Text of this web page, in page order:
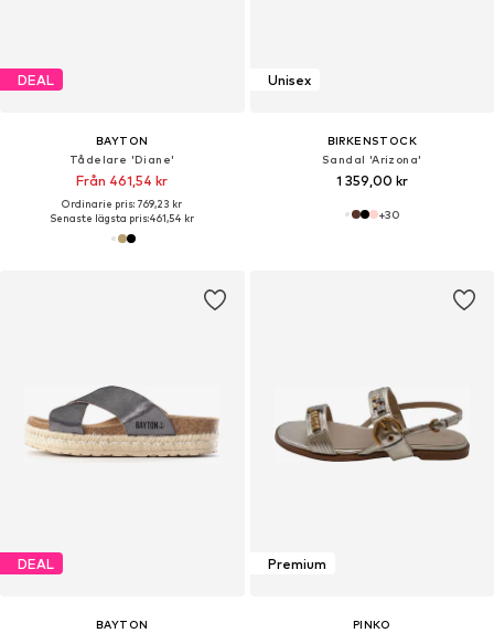
DEAL
BAYTON
Tådelare 'Diane'
Från 461,54 kr
Ordinarie pris: 769,23 kr
Senaste lägsta pris:461,54 kr
Unisex
BIRKENSTOCK
Sandal 'Arizona'
1 359,00 kr
+30
DEAL
BAYTON
Premium
PINKO